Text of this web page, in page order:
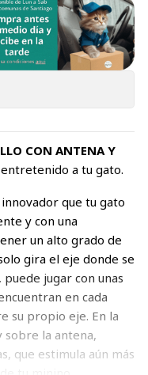
CON ANTENA Y
a tu gato.
que tu gato
y con una
un alto grado de
gira el eje donde se
jugar con unas
en cada
su propio eje. En la
sobre la antena,
que estimula aún más